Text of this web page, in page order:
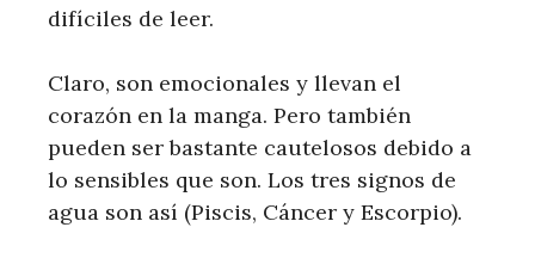
difíciles de leer.
Claro, son emocionales y llevan el
corazón en la manga. Pero también
pueden ser bastante cautelosos debido a
lo sensibles que son. Los tres signos de
agua son así (Piscis, Cáncer y Escorpio).